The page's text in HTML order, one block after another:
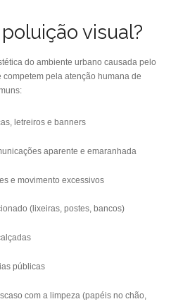
visual?
do ambiente urbano causada pelo
pela atenção humana de
letreiros e banners
aparente e emaranhada
e movimento excessivos
(lixeiras, postes, bancos)
públicas
com a limpeza (papéis no chão,